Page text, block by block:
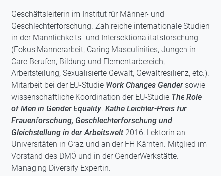
Geschäftsleiterin im Institut für Männer- und
Geschlechterforschung. Zahlreiche internationale Studien
in der Männlichkeits- und Intersektionalitätsforschung
(Fokus Männerarbeit, Caring Masculinities, Jungen in
Care Berufen, Bildung und Elementarbereich,
Arbeitsteilung, Sexualisierte Gewalt, Gewaltresilienz, etc.).
Mitarbeit bei der EU-Studie Work Changes Gender sowie
wissenschaftliche Koordination der EU-Studie The Role
of Men in Gender Equality. Käthe Leichter-Preis für
Frauenforschung, Geschlechterforschung und
Gleichstellung in der Arbeitswelt2016. Lektorin an
Universitäten in Graz und an der FH Kärnten. Mitglied im
Vorstand des DMÖ und in der GenderWerkstätte.
Managing Diversity Expertin.